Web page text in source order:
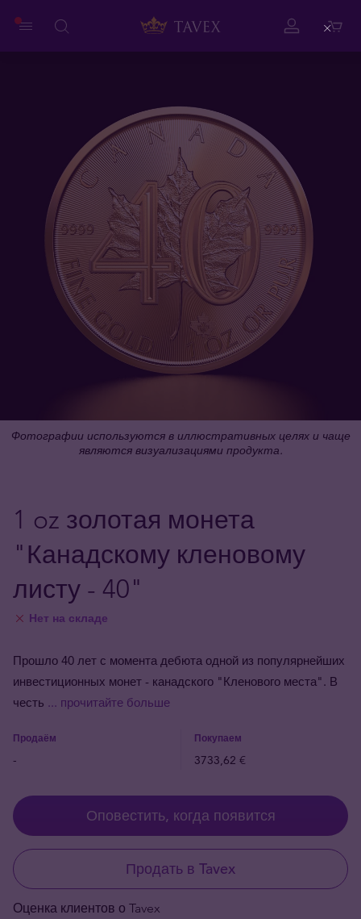
Фотографии используются в иллюстративных целях и чаще
являются визуализациями продукта.
1 oz золотая монета
"Канадскому кленовому
листу - 40"
Нет на складе
Прошло 40 лет с момента дебюта одной из популярнейших
инвестиционных монет - канадского "Кленового места". В
честь ... прочитайте больше
Продаём Покупаем
- 3733,62 €
Оповестить, когда появится
Продать в Tavex
Оценка клиентов о Tavex
Close